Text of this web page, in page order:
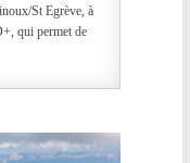
St Egrève, à
qui permet de